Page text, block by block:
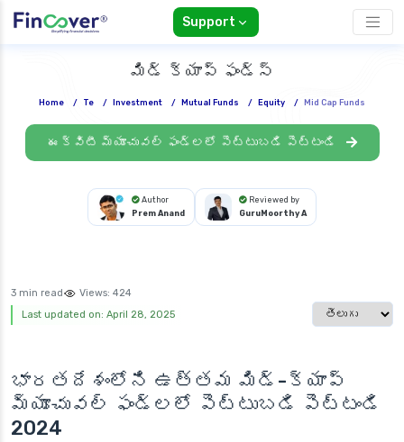
Support
మిడ్ క్యాప్ ఫండ్స్
Home / Te / Investment / Mutual Funds / Equity / Mid Cap Funds
ఈక్విటీ మ్యూచువల్ ఫండ్లలో పెట్టుబడి పెట్టండి
Author
Prem Anand
Reviewed by
GuruMoorthy A
3 min read Views: 424
Last updated on: April 28, 2025
Select
భారతదేశంలోని ఉత్తమ మిడ్-క్యాప్
మ్యూచువల్ ఫండ్లలో పెట్టుబడి పెట్టండి
2024